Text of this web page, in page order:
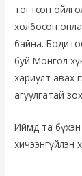
тогтсон
холбосон
байна.
буй Монгол
хариулт авах
агуулгатай
Иймд та
хичээнгүйлэн